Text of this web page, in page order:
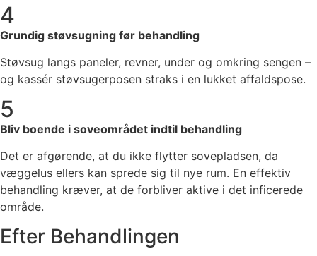
4
Grundig støvsugning før behandling
Støvsug langs paneler, revner, under og omkring sengen –
og kassér støvsugerposen straks i en lukket affaldspose.
5
Bliv boende i soveområdet indtil behandling
Det er afgørende, at du ikke flytter sovepladsen, da
væggelus ellers kan sprede sig til nye rum. En effektiv
behandling kræver, at de forbliver aktive i det inficerede
område.
Efter Behandlingen